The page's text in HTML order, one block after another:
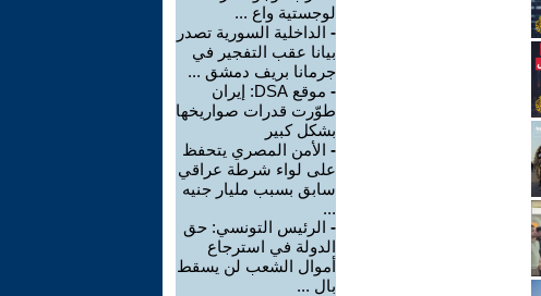
لوجستية واع ...
- الداخلية السورية تصدر
بيانا عقب التفجير في
جرمانا بريف دمشق ...
-
موقع DSA: إيران
طوّرت قدرات صواريخها
بشكل كبير
- الأمن المصري يتحفظ
على لواء شرطة عراقي
سابق بسبب مليار جنيه
...
- الرئيس التونسي: حق
الدولة في استرجاع
أموال الشعب لن يسقط
بال ...